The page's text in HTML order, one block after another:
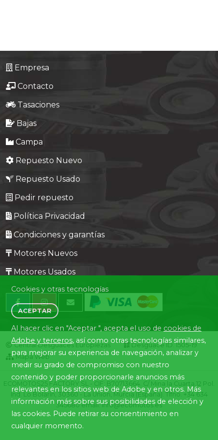
Empresa
Contacto
Empresa
Contacto
Tasaciones
Bajas
Campa
Repuesto Nuevo
Repuesto Usado
Pedir repuesto
Política Privacidad
Condiciones y garantías
Motores Nuevos
Motores Usados
Central Desguaces Europiezas
Desguace ID. 1505-19
Mapa Web
ECOMOTOS25 FACTORY SL - CIF: B70713664. C/ Mina la Cuarta,12 Pol.
Ind. Lo Bolarín, 30360 - La Union, Murcia (España). Tlfno. +34 634
345680 email: info@ecomotos.es
Cookies y otras tecnologías
ACEPTAR
Al hacer clic en "Aceptar ", acepta el uso de cookies de
Adobe y terceros, así como otras tecnologías similares,
para mejorar su experiencia de navegación, analizar y
medir su grado de compromiso con nuestro
contenido y poder proporcionarle anuncios más
relevantes en los sitios web de Adobe y en otros. Más
información más sobre sus posibilidades de elección y
las cookies. Puede retirar su consentimiento en
cualquier momento.